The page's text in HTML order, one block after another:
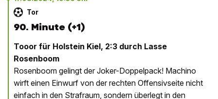
Tor
90. Minute (+1)
Tooor für Holstein Kiel, 2:3 durch Lasse
Rosenboom
Rosenboom gelingt der Joker-Doppelpack! Machino
wirft einen Einwurf von der rechten Offensivseite nicht
einfach in den Strafraum, sondern überlegt in den